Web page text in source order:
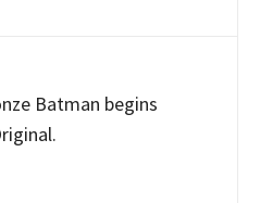
Batman begins